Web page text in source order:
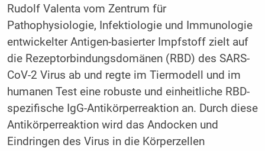
Rudolf Valenta vom Zentrum für
Pathophysiologie, Infektiologie und Immunologie
entwickelter Antigen-basierter Impfstoff zielt auf
die Rezeptorbindungsdomänen (RBD) des SARS-
CoV-2 Virus ab und regte im Tiermodell und im
humanen Test eine robuste und einheitliche RBD-
spezifische IgG-Antikörperreaktion an. Durch diese
Antikörperreaktion wird das Andocken und
Eindringen des Virus in die Körperzellen